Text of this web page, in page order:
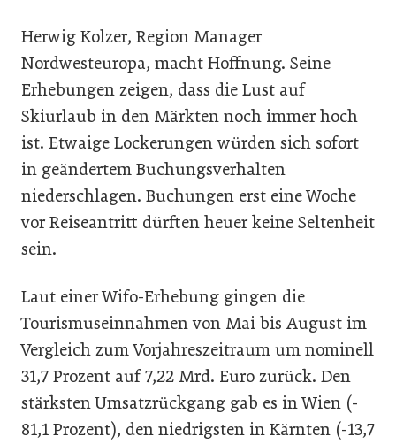
Herwig Kolzer, Region Manager
Nordwesteuropa, macht Hoffnung. Seine
Erhebungen zeigen, dass die Lust auf
Skiurlaub in den Märkten noch immer hoch
ist. Etwaige Lockerungen würden sich sofort
in geändertem Buchungsverhalten
niederschlagen. Buchungen erst eine Woche
vor Reiseantritt dürften heuer keine Seltenheit
sein.
Laut einer Wifo-Erhebung gingen die
Tourismuseinnahmen von Mai bis August im
Vergleich zum Vorjahreszeitraum um nominell
31,7 Prozent auf 7,22 Mrd. Euro zurück. Den
stärksten Umsatzrückgang gab es in Wien (-
81,1 Prozent), den niedrigsten in Kärnten (-13,7